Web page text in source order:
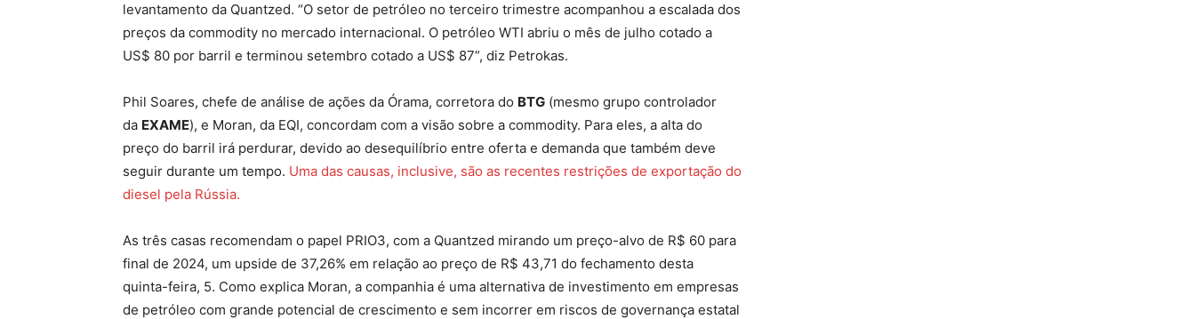
levantamento da Quantzed. “O setor de petróleo no terceiro trimestre acompanhou a escalada dos
preços da commodity no mercado internacional. O petróleo WTI abriu o mês de julho cotado a
US$ 80 por barril e terminou setembro cotado a US$ 87”, diz Petrokas.
Phil Soares, chefe de análise de ações da Órama, corretora do BTG (mesmo grupo controlador
da EXAME), e Moran, da EQI, concordam com a visão sobre a commodity. Para eles, a alta do
preço do barril irá perdurar, devido ao desequilíbrio entre oferta e demanda que também deve
seguir durante um tempo. Uma das causas, inclusive, são as recentes restrições de exportação do
diesel pela Rússia.
As três casas recomendam o papel PRIO3, com a Quantzed mirando um preço-alvo de R$ 60 para
final de 2024, um upside de 37,26% em relação ao preço de R$ 43,71 do fechamento desta
quinta-feira, 5. Como explica Moran, a companhia é uma alternativa de investimento em empresas
de petróleo com grande potencial de crescimento e sem incorrer em riscos de governança estatal